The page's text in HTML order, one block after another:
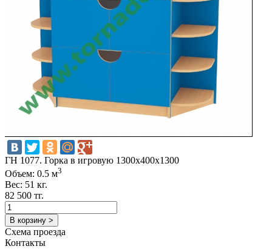
ГН 1077. Горка в игровую 1300x400x1300
Объем: 0.5 м3
Вес: 51 кг.
82 500 тг.
В корзину >
Схема проезда
Контакты